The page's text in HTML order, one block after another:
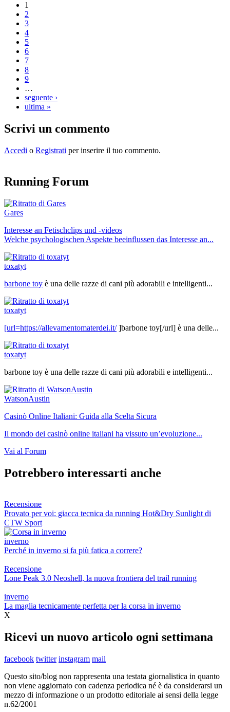
1
2
3
4
5
6
7
8
9
…
seguente ›
ultima »
Scrivi un commento
Accedi o Registrati per inserire il tuo commento.
Running Forum
Gares
Interesse an Fetischclips und -videos
Welche psychologischen Aspekte beeinflussen das Interesse an...
toxatyt
barbone toy è una delle razze di cani più adorabili e intelligenti...
toxatyt
[url=https://allevamentomaterdei.it/]barbone toy[/url] è una delle...
toxatyt
barbone toy è una delle razze di cani più adorabili e intelligenti...
WatsonAustin
Casinò Online Italiani: Guida alla Scelta Sicura
Il mondo dei casinò online italiani ha vissuto un’evoluzione...
Vai al Forum
Potrebbero interessarti anche
Recensione
Provato per voi: giacca tecnica da running Hot&Dry Sunlight di
CTW Sport
inverno
Perché in inverno si fa più fatica a correre?
Recensione
Lone Peak 3.0 Neoshell, la nuova frontiera del trail running
inverno
La maglia tecnicamente perfetta per la corsa in inverno
X
Ricevi un nuovo articolo ogni settimana
facebook twitter instagram mail
Questo sito/blog non rappresenta una testata giornalistica in quanto
non viene aggiornato con cadenza periodica né è da considerarsi un
mezzo di informazione o un prodotto editoriale ai sensi della legge
n.62/2001